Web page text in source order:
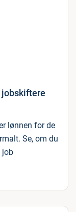
lønnen for de
Se, om du
job